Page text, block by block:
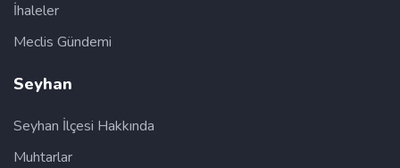
İhaleler
Meclis Gündemi
Seyhan
Seyhan İlçesi Hakkında
Muhtarlar